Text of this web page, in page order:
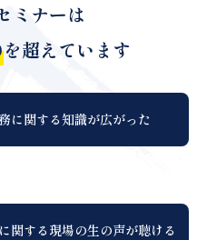
ミナーは
を超えています
に関する知識が広がった
関する現場の生の声が聴ける